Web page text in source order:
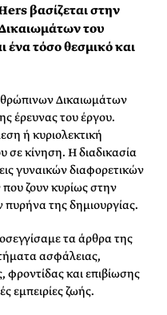
βασίζεται στην
του
τόσο θεσμικό και
Δικαιωμάτων
έρευνας του έργου.
ή κυριολεκτική
σε κίνηση. Η διαδικασία
γυναικών διαφορετικών
ζουν κυρίως στην
πυρήνα της δημιουργίας.
τα άρθρα της
ασφάλειας,
φροντίδας και επιβίωσης
εμπειρίες ζωής.